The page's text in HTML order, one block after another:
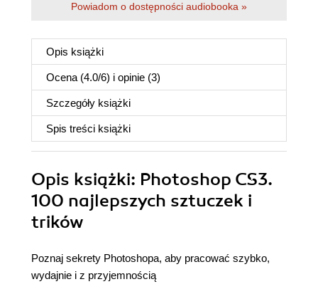
Powiadom o dostępności audiobooka »
Opis książki
Ocena (4.0/6) i opinie (3)
Szczegóły książki
Spis treści książki
Opis książki: Photoshop CS3.
100 najlepszych sztuczek i
trików
Poznaj sekrety Photoshopa, aby pracować szybko,
wydajnie i z przyjemnością